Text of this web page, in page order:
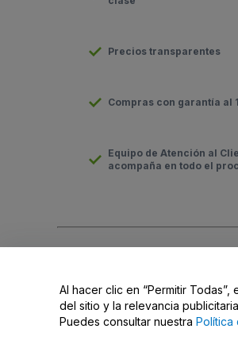
Precios transparentes
Compras con garantía al
Equipo de Atención al
acompaña en todo el
No compartir mi información
Al hacer clic en “Permitir
del sitio y la relevancia
Puedes consultar nuestra Política